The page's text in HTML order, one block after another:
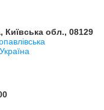
Київська обл., 08129